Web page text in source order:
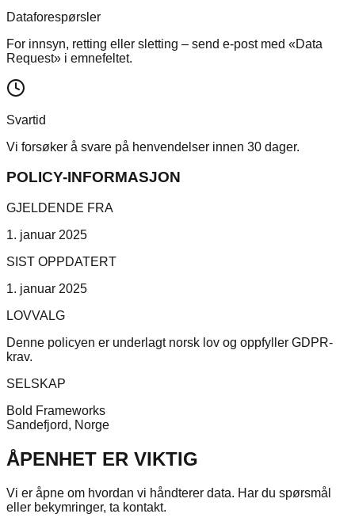
Dataforespørsler
For innsyn, retting eller sletting – send e-post med «Data
Request» i emnefeltet.
Svartid
Vi forsøker å svare på henvendelser innen 30 dager.
POLICY-INFORMASJON
GJELDENDE FRA
1. januar 2025
SIST OPPDATERT
1. januar 2025
LOVVALG
Denne policyen er underlagt norsk lov og oppfyller GDPR-
krav.
SELSKAP
Bold Frameworks
Sandefjord, Norge
ÅPENHET ER VIKTIG
Vi er åpne om hvordan vi håndterer data. Har du spørsmål
eller bekymringer, ta kontakt.